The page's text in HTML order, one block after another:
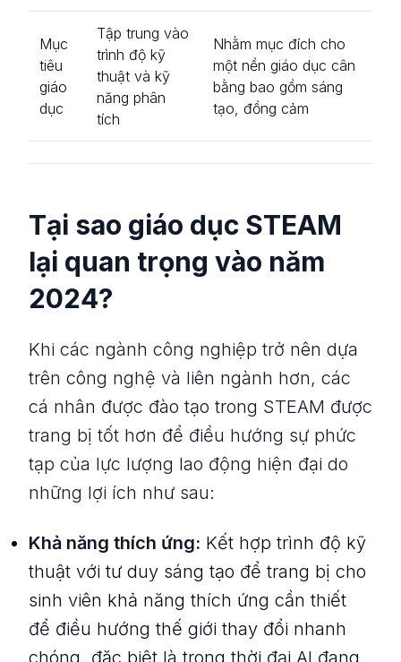
Mục
tiêu
giáo
dục
Tập trung vào
trình độ kỹ
thuật và kỹ
năng phân
tích
Nhằm mục đích cho
một nền giáo dục cân
bằng bao gồm sáng
tạo, đồng cảm
Tại sao giáo dục STEAM
lại quan trọng vào năm
2024?
Khi các ngành công nghiệp trở nên dựa
trên công nghệ và liên ngành hơn, các
cá nhân được đào tạo trong STEAM được
trang bị tốt hơn để điều hướng sự phức
tạp của lực lượng lao động hiện đại do
những lợi ích như sau:
Khả năng thích ứng: Kết hợp trình độ kỹ
thuật với tư duy sáng tạo để trang bị cho
sinh viên khả năng thích ứng cần thiết
để điều hướng thế giới thay đổi nhanh